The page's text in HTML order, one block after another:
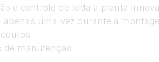
e controle de toda a planta
uma vez durante a
de manutenção